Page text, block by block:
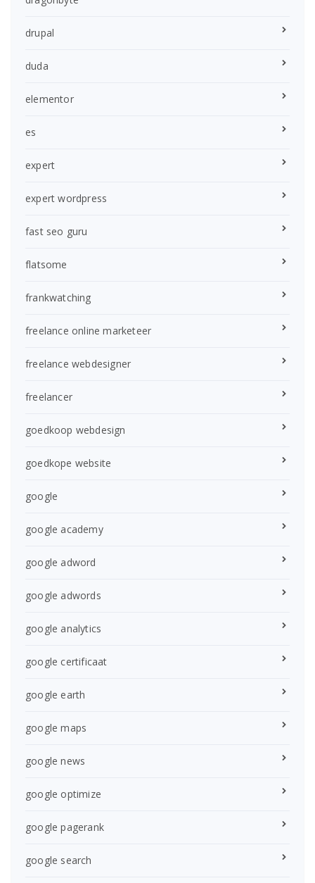
drupal
duda
elementor
es
expert
expert wordpress
fast seo guru
flatsome
frankwatching
freelance online marketeer
freelance webdesigner
freelancer
goedkoop webdesign
goedkope website
google
google academy
google adword
google adwords
google analytics
google certificaat
google earth
google maps
google news
google optimize
google pagerank
google search